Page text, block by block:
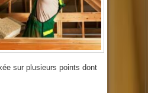
sur plusieurs points dont